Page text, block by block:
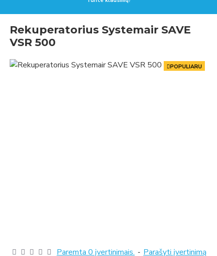
Rekuperatorius Systemair SAVE
VSR 500
POPULIARU
Paremta 0 įvertinimais. - Parašyti įvertinimą